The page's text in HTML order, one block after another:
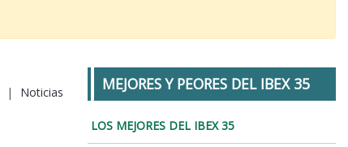
| Noticias MEJORES Y PEORES DEL IBEX 35
LOS MEJORES DEL IBEX 35